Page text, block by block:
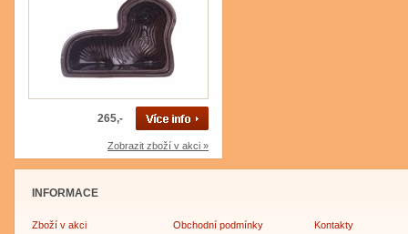
265,-
Zobrazit zboží v akci »
INFORMACE
Zboží v akci
Obchodní podmínky
Kontakty